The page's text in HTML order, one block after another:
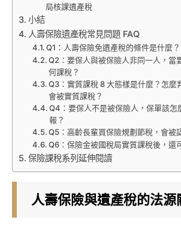
局核課遺產稅
小結
人壽保險遺產稅常見問題 FAQ
Q1：人壽保險免遺產稅的條件是什麼？
Q2：要保人與被保險人非同一人，當
何課稅？
Q3：實質課稅 8 大態樣是什麼？怎麼
會被實質課稅？
Q4：要保人不是被保險人，保單該怎
報？
Q5：高齡長輩買保險規劃節稅，會被
Q6：保險金被國稅局實質課稅後，還
保險課稅系列延伸閱讀
人壽保險與遺產稅的法源